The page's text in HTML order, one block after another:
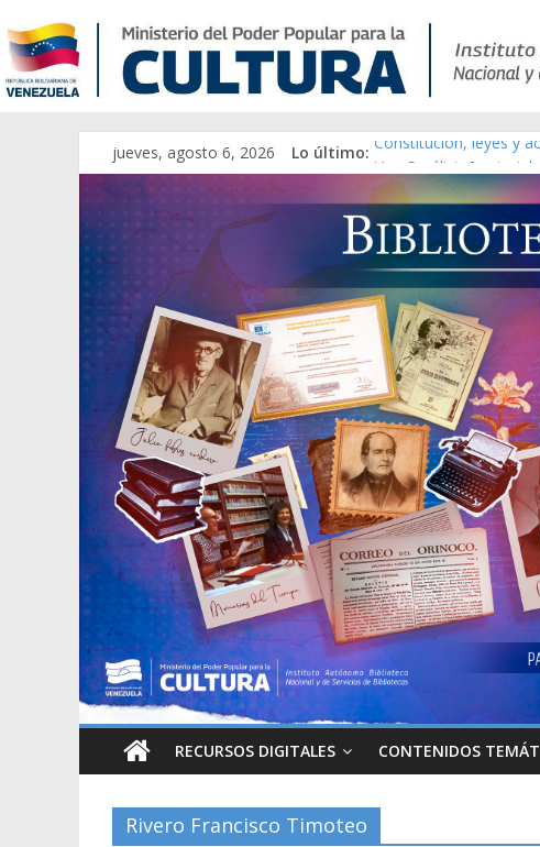
jueves, agosto 6, 2026 Lo último: Constitución, leyes y
Una Parálisis [material
Modesta Bor
Gaceta Oficial de la
Catálogo temático de
RECURSOS DIGITALES CONTENIDOS
Rivero Francisco Timoteo